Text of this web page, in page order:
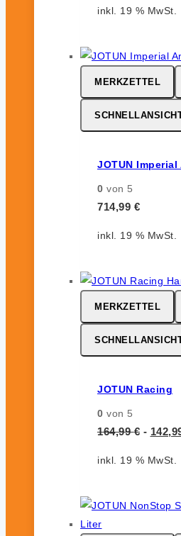
inkl. 19 % MwSt.
MERKZETTEL
JOTUN
0 von 5
714,99 €
inkl. 19 % MwSt.
MERKZETTEL
JOTUN Racing
0 von 5
164,99€ -
inkl. 19 % MwSt.